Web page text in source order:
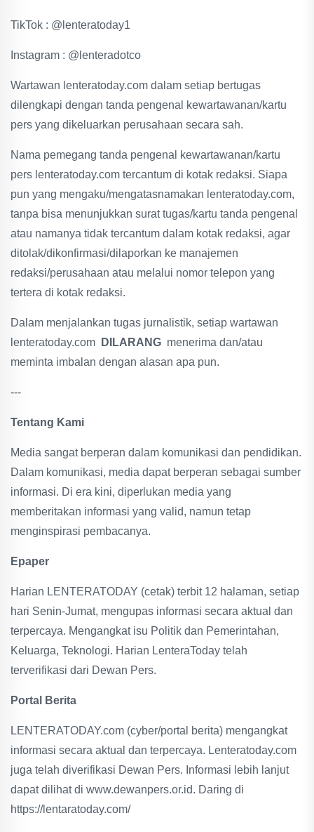
TikTok : @lenteratoday1
Instagram : @lenteradotco
Wartawan lenteratoday.com dalam setiap bertugas
dilengkapi dengan tanda pengenal kewartawanan/kartu
pers yang dikeluarkan perusahaan secara sah.
Nama pemegang tanda pengenal kewartawanan/kartu
pers lenteratoday.com tercantum di kotak redaksi. Siapa
pun yang mengaku/mengatasnamakan lenteratoday.com,
tanpa bisa menunjukkan surat tugas/kartu tanda pengenal
atau namanya tidak tercantum dalam kotak redaksi, agar
ditolak/dikonfirmasi/dilaporkan ke manajemen
redaksi/perusahaan atau melalui nomor telepon yang
tertera di kotak redaksi.
Dalam menjalankan tugas jurnalistik, setiap wartawan
lenteratoday.com
DILARANG menerima dan/atau
meminta imbalan dengan alasan apa pun.
---
Tentang Kami
Media sangat berperan dalam komunikasi dan pendidikan.
Dalam komunikasi, media dapat berperan sebagai sumber
informasi. Di era kini, diperlukan media yang
memberitakan informasi yang valid, namun tetap
menginspirasi pembacanya.
Epaper
Harian LENTERATODAY (cetak) terbit 12 halaman, setiap
hari Senin-Jumat, mengupas informasi secara aktual dan
terpercaya. Mengangkat isu Politik dan Pemerintahan,
Keluarga, Teknologi. Harian LenteraToday telah
terverifikasi dari Dewan Pers.
Portal Berita
LENTERATODAY.com (cyber/portal berita) mengangkat
informasi secara aktual dan terpercaya. Lenteratoday.com
juga telah diverifikasi Dewan Pers. Informasi lebih lanjut
dapat dilihat di www.dewanpers.or.id. Daring di
https://lentaratoday.com/